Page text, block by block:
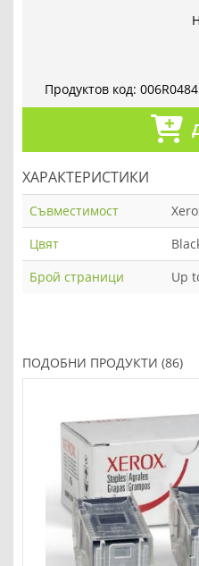
Продуктов код:
ХАРАКТЕРИСТИКИ
Съвместимост
Цвят
Брой страници
Up
ПОДОБНИ ПРОДУКТИ (86)